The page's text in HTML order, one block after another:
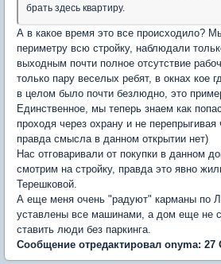
брать здесь квартиру.
А в какое время это все происходило?
периметру всю стройку, наблюдали
выходным почти полное отсутствие
только пару веселых ребят, в окнах кое
в целом было почти безлюдно, это
Единственное, мы теперь знаем как
проходя через охрану и не перепрыгивая
правда смысла в данном открытии нет)
Нас отговаривали от покупки в данном
смотрим на стройку, правда это явно
Терешковой.
А еще меня очень "радуют" карманы по
уставлены все машинами, а дом еще не
ставить люди без паркинга.
Сообщение отредактировал onyma: 27